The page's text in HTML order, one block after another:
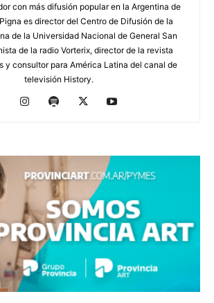
con más difusión popular en la Argentina de
es director del Centro de Difusión de la
de la Universidad Nacional de General San
de la radio Vorterix, director de la revista
y consultor para América Latina del canal de
televisión History.